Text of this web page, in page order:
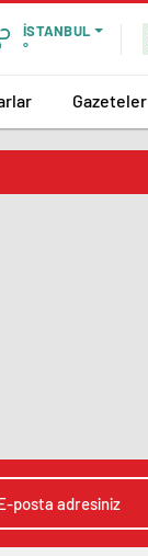
İSTANBUL
°
Gazeteler